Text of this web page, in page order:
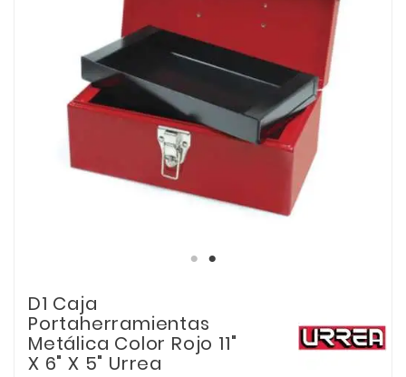
D1 Caja
Portaherramientas
Metálica Color Rojo 11"
X 6" X 5" Urrea